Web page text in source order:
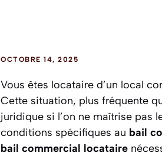
OCTOBRE 14, 2025
Vous êtes locataire d’un local
Cette situation, plus fréquente
juridique si l’on ne maîtrise pas
conditions spécifiques au bail
bail commercial locataire